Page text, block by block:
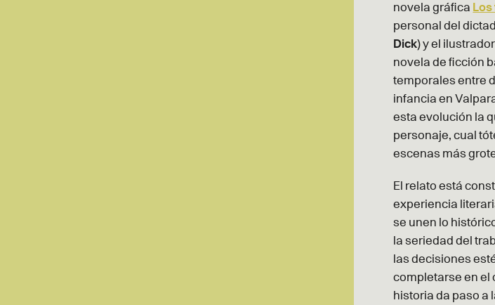
novela gráfica
personal del
Dick)y el
novela de ficción
temporales entre
infancia en
esta evolución la
personaje, cual
escenas más
El relato está
experiencia
se unen lo
la seriedad del
las decisiones
completarse en el
historia da paso a